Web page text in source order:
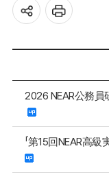
2026 NEAR公務員
「第15回NEAR高